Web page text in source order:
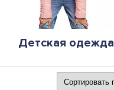
Детская одежда